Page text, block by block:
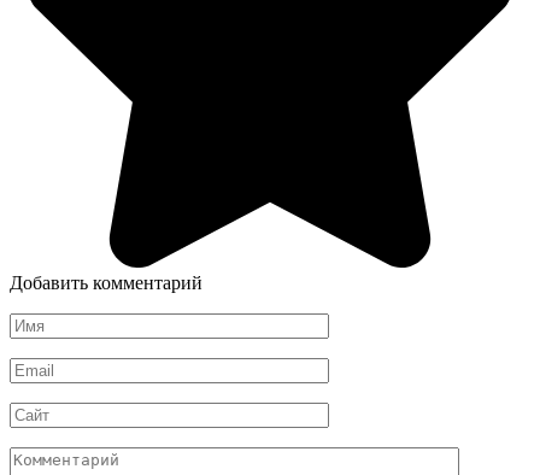
Добавить комментарий
Имя
*
Email
*
Сайт
Комментарий